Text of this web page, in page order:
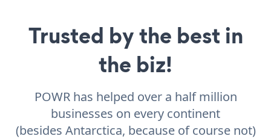
Trusted by the best in
the biz!
POWR has helped over a half million
businesses on every continent
(besides Antarctica, because of course not)